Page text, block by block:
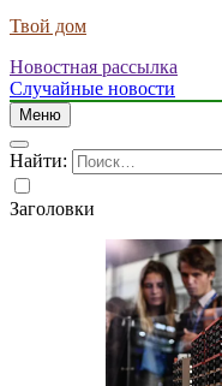
Твой дом
Новостная рассылка
Случайные новости
Меню
Найти:
Заголовки